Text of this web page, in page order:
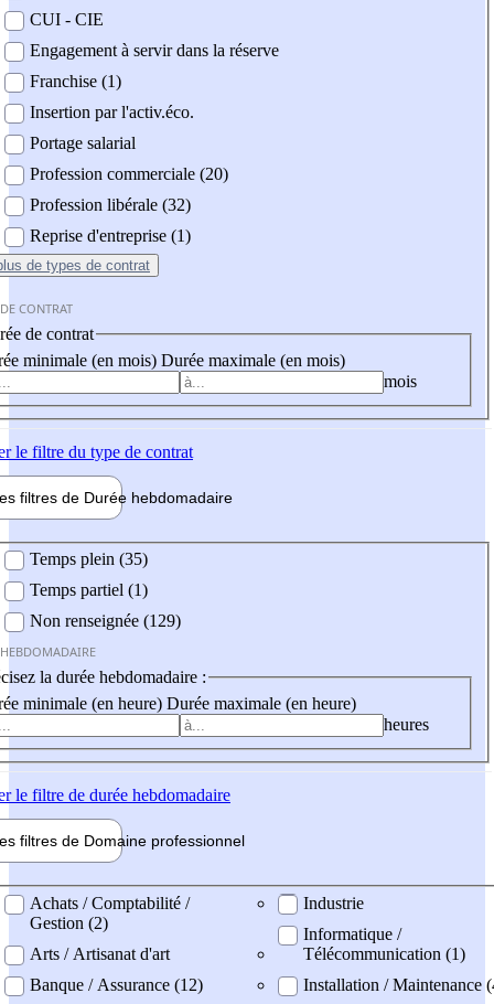
CUI - CIE
Engagement à servir dans la réserve
Franchise (1)
Insertion par l'activ.éco.
Portage salarial
Profession commerciale (20)
Profession libérale (32)
Reprise d'entreprise (1)
de types de contrat
CONTRAT
de contrat
minimale (en mois) Durée maximale (en mois)
mois
le filtre du type de contrat
filtres de Durée hebdomadaire
Temps plein (35)
Temps partiel (1)
Non renseignée (129)
la durée hebdomadaire :
minimale (en heure) Durée maximale (en heure)
heures
le filtre de durée hebdomadaire
filtres de Domaine professionnel
professionel
Achats / Comptabilité /
Gestion (2)
Arts / Artisanat d'art
Banque / Assurance (12)
Industrie
Informatique /
Télécommunication (1)
Installation / Maintenance